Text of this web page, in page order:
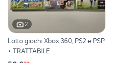
2
Lotto giochi Xbox 360, PS2 e PSP
• TRATTABILE